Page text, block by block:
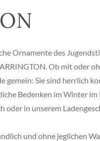
Ornamente des
Ob mit oder
gemein: Sie sind herrlich
Bedenken im Winter im
oder in unserem
und ohne jeglichen